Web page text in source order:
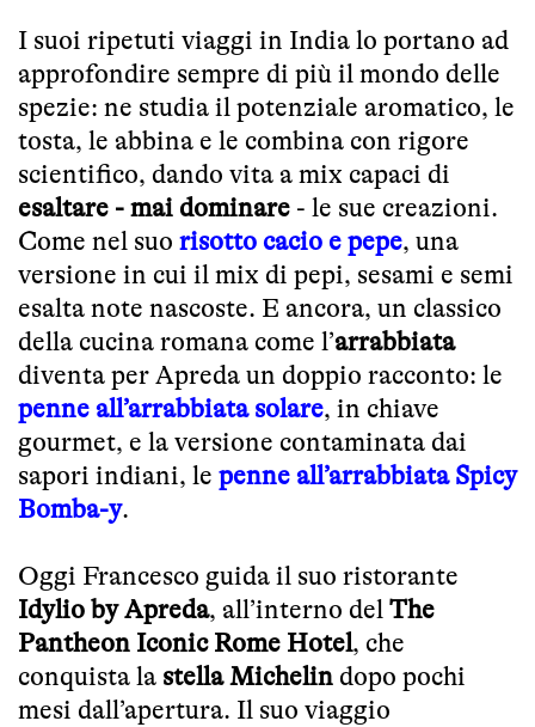
I suoi ripetuti viaggi in India lo portano ad
approfondire sempre di più il mondo delle
spezie: ne studia il potenziale aromatico, le
tosta, le abbina e le combina con rigore
scientifico, dando vita a mix capaci di
esaltare - mai dominare - le sue creazioni.
Come nel suo risotto cacio e pepe, una
versione in cui il mix di pepi, sesami e semi
esalta note nascoste. E ancora, un classico
della cucina romana come l’arrabbiata
diventa per Apreda un doppio racconto: le
penne all’arrabbiata solare, in chiave
gourmet, e la versione contaminata dai
sapori indiani, le penne all’arrabbiata Spicy
Bomba-y.
Oggi Francesco guida il suo ristorante
Idylio by Apreda, all’interno del The
Pantheon Iconic Rome Hotel, che
conquista la stella Michelin dopo pochi
mesi dall’apertura. Il suo viaggio